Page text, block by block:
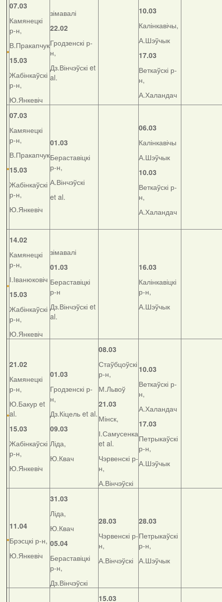
07.03
Камянецкі
р-н,
В.Пракапчук
15.03
Жабінкаўскі
р-н,
Ю.Янкевіч
зімавалі
22.02
Гродзенскі р-
н,
Дз.Вінчэўскі et
al.
10.03
Калінкавічы,
А.Шэўчык
17.03
Веткаўскі р-
н,
А.Халандач
07.03
Камянецкі
р-н,
В.Пракапчук
15.03
Жабінкаўскі
р-н,
Ю.Янкевіч
01.03
Бераставіцкі
р-н,
А.Вінчэўскі
et al.
06.03
Калінкавічы
А.Шэўчык
10.03
Веткаўскі р-
н,
А.Халандач
14.02
Камянецкі
р-н,
І.Іванюковіч
15.03
Жабінкаўскі
р-н,
Ю.Янкевіч
зімавалі
01.03
Бераставіцкі
р-н
Дз.Вінчэўскі et
al.
16.03
Калінкавіцкі
р-н,
А.Шэўчык
21.02
Камянецкі
р-н,
Ю.Бакур et
al.
15.03
Жабінкаўскі
р-н,
Ю.Янкевіч
01.03
Гродзенскі р-
н,
Дз.Кіцель et al.
09.03
Ліда,
Ю.Квач
08.03
Стаўбцоўскі
р-н,
М.Львоў
21.03
Мінск,
І.Самусенка
et al.
Чэрвенскі р-
н,
А.Вінчэўскі
10.03
Веткаўскі р-
н,
А.Халандач
17.03
Петрыкаўскі
р-н,
А.Шэўчык
11.04
Брэсцкі р-н,
Ю.Янкевіч
31.03
Ліда,
Ю.Квач
05.04
Бераставіцкі
р-н,
Дз.Вінчэўскі
28.03
Чэрвенскі р-
н,
А.Вінчэўскі
28.03
Петрыкаўскі
р-н,
А.Шэўчык
15.03